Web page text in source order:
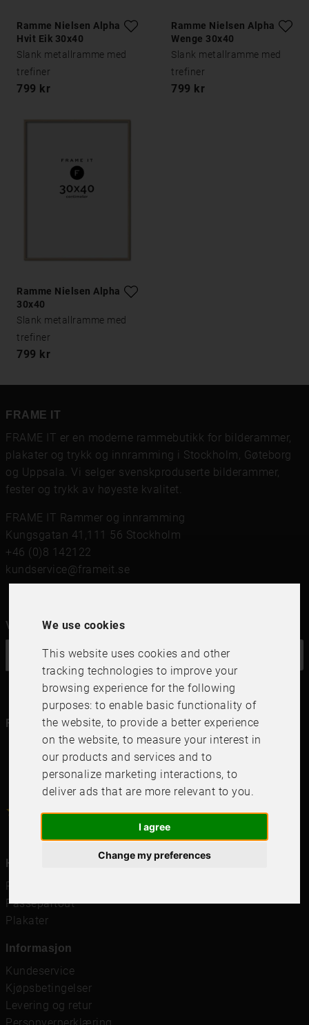
We use cookies
This website uses cookies and other
tracking technologies to improve your
browsing experience for the following
purposes:to enable basic functionality of
the website, to provide a better experience
on the website,to measure your interest in
our products and services and to
personalize marketing interactions,to
deliver ads that are more relevant to you.
I agree
Change my preferences
Ramme Nielsen Alpha
Hvit Eik 30x40
Slank metallramme med
trefiner
799 kr
Ramme Nielsen Alpha
Wenge 30x40
Slank metallramme med
trefiner
799 kr
Ramme Nielsen Alpha Eik
30x40
Slank metallramme med
trefiner
799 kr
FRAME IT
FRAME IT er en moderne rammebutikk for bilderammer,
plakater og trykk og innramming i Stockholm, Gøteborg
og Uppsala. Vi selger svenskproduserte bilderammer,
fester og trykk av høyeste kvalitet.
FRAME IT Rammer og innramming
Kungsgatan 41,111 56 Stockholm
+46 (0)8 142122
kundservice@frameit.se
Vil du ha vårt nyhetsbrev?
Følg oss i dine kanaler
4.64.6 / 5 1000+Recensioner
Hurtigkoblinger
Rammer
Passepartout
Plakater
Informasjon
Kundeservice
Kjøpsbetingelser
Levering og retur